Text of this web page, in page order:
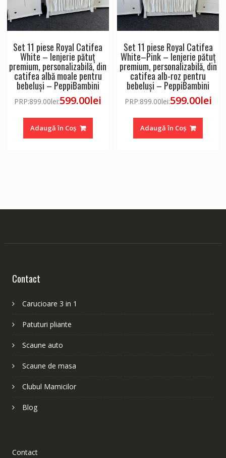
Set 11 piese Royal Catifea
White – lenjerie pătuț
premium, personalizabilă, din
catifea albă moale pentru
bebeluși – PeppiBambini
PRP:899.00lei:599.00lei
Adaugă în Coș
Set 11 piese Royal Catifea
White–Pink – lenjerie pătuț
premium, personalizabilă, din
catifea alb-roz pentru
bebeluși – PeppiBambini
PRP:899.00lei:599.00lei
Adaugă în Coș
Contact
Carucioare 3 in 1
Patuturi pliante
Scaune auto
Scaune de masa
Clubul Mamicilor
Blog
Contact